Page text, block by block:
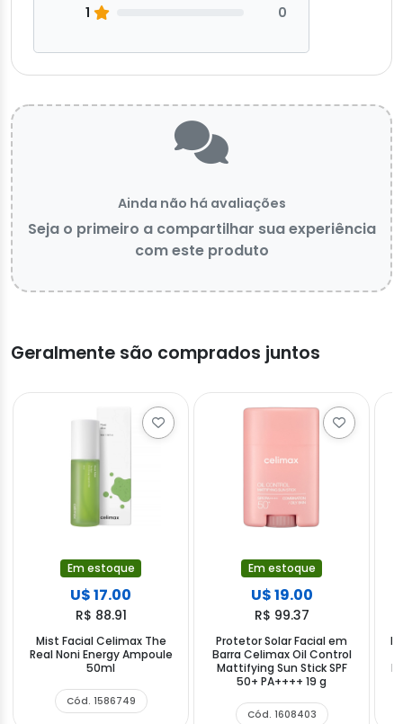
1
0
Ainda não há avaliações
Seja o primeiro a compartilhar sua experiência
com este produto
Geralmente são comprados juntos
Em estoque
U$ 17.00
R$ 88.91
Mist Facial Celimax The
Real Noni Energy Ampoule
50ml
Cód. 1586749
Em estoque
U$ 19.00
R$ 99.37
Protetor Solar Facial em
Barra Celimax Oil Control
Mattifying Sun Stick SPF
50+ PA++++ 19 g
Cód. 1608403